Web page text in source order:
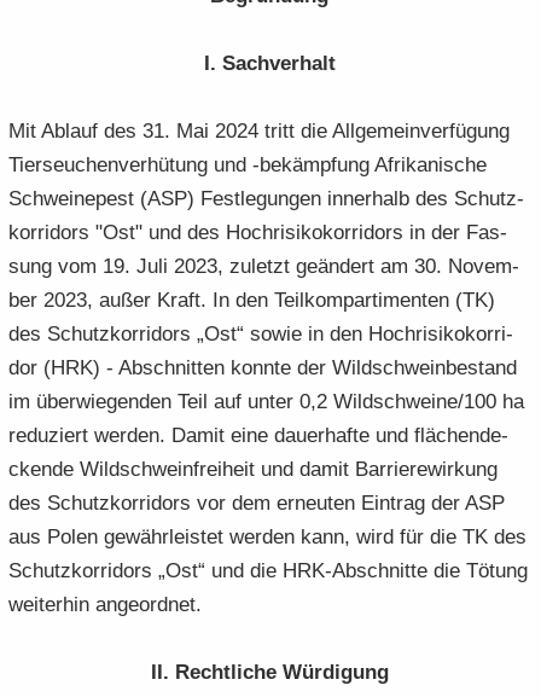
I. Sach­ver­halt
Mit Ab­lauf des 31. Mai 2024 tritt die All­ge­mein­ver­fü­gung
Tier­seu­chen­ver­hü­tung und -​bekämpfung Afri­ka­ni­sche
Schwei­ne­pest (ASP) Fest­le­gun­gen in­ner­halb des Schutz­
kor­ri­dors "Ost" und des Hoch­ri­si­ko­kor­ri­dors in der Fas­
sung vom 19. Juli 2023, zu­letzt ge­än­dert am 30. No­vem­
ber 2023, außer Kraft. In den Teil­kom­par­ti­men­ten (TK)
des Schutz­kor­ri­dors „Ost“ sowie in den Hoch­ri­si­ko­kor­ri­
dor (HRK) - Ab­schnit­ten konn­te der Wild­schwein­be­stand
im über­wie­gen­den Teil auf unter 0,2 Wild­schwei­ne/100 ha
re­du­ziert wer­den. Damit eine dau­er­haf­te und flä­chen­de­
cken­de Wild­schwein­frei­heit und damit Bar­rie­re­wir­kung
des Schutz­kor­ri­dors vor dem er­neu­ten Ein­trag der ASP
aus Polen ge­währ­leis­tet wer­den kann, wird für die TK des
Schutz­kor­ri­dors „Ost“ und die HRK-​Abschnitte die Tö­tung
wei­ter­hin an­ge­ord­net.
II. Recht­li­che Wür­di­gung